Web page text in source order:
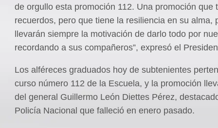
de orgullo esta promoción 112. Una promoción que
recuerdos, pero que tiene la resiliencia en su alma,
llevarán siempre la motivación de darlo todo por
recordando a sus compañeros”, expresó el
Los alféreces graduados hoy de subtenientes
curso número 112 de la Escuela, y la promoción
del general Guillermo León Diettes Pérez,
Policía Nacional que falleció en enero pasado.